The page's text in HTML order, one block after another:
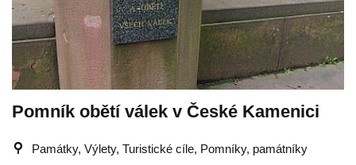
Pomník obětí válek v České Kamenici
Památky, Výlety, Turistické cíle, Pomníky, památníky